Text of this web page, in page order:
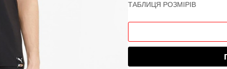
ТАБЛИЦЯ РОЗМІРІВ